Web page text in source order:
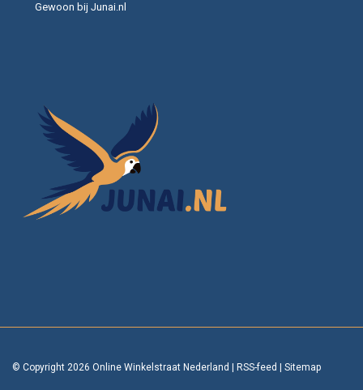
Gewoon bij Junai.nl
© Copyright 2026 Online Winkelstraat Nederland RSS-feed Sitemap